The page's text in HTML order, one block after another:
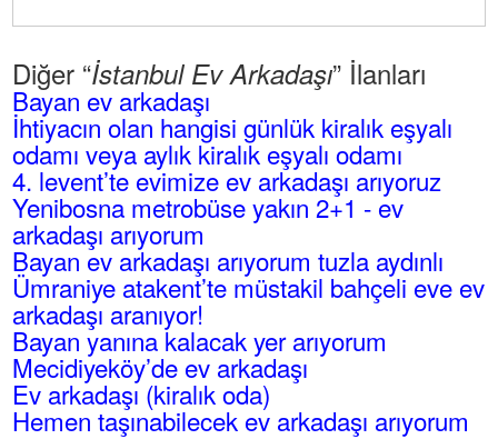
Diğer “İstanbul Ev Arkadaşı” İlanları
Bayan ev arkadaşı
İhtiyacın olan hangisi günlük kiralık eşyalı
odamı veya aylık kiralık eşyalı odamı
4. levent’te evimize ev arkadaşı arıyoruz
Yenibosna metrobüse yakın 2+1 - ev
arkadaşı arıyorum
Bayan ev arkadaşı arıyorum tuzla aydınlı
Ümraniye atakent’te müstakil bahçeli eve ev
arkadaşı aranıyor!
Bayan yanına kalacak yer arıyorum
Mecidiyeköy’de ev arkadaşı
Ev arkadaşı (kiralık oda)
Hemen taşınabilecek ev arkadaşı arıyorum